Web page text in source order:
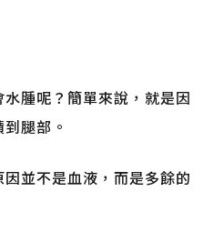
腫呢？簡單來說，就是因
腿部。
並不是血液，而是多餘的